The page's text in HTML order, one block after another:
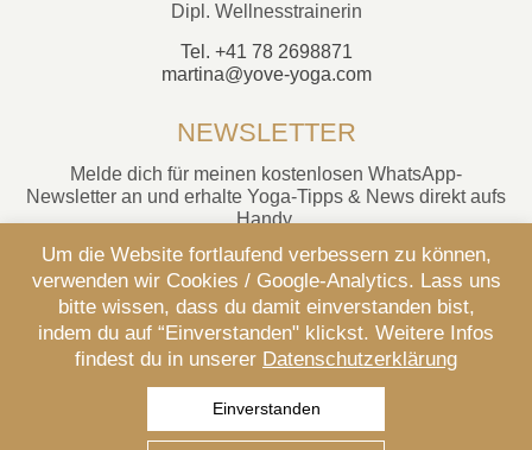
Um die Website fortlaufend verbessern zu können,
verwenden wir Cookies / Google-Analytics. Lass uns
bitte wissen, dass du damit einverstanden bist,
indem du auf “Einverstanden" klickst. Weitere Infos
findest du in unserer Datenschutzerklärung
Einverstanden
Dipl. Wellnesstrainerin
Tel. +41 78 2698871
martina@yove-yoga.com
NEWSLETTER
Melde dich für meinen kostenlosen WhatsApp-
Newsletter an und erhalte Yoga-Tipps & News direkt aufs
Handy.
Jetzt anmelden
© 2025 YOve ®
Kontakt
Impressum